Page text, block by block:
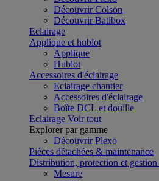
Découvrir Colson
Découvrir Batibox
Eclairage
Applique et hublot
Applique
Hublot
Accessoires d'éclairage
Eclairage chantier
Accessoires d'éclairage
Boîte DCL et douille
Eclairage Voir tout
Explorer par gamme
Découvrir Plexo
Pièces détachées & maintenance
Distribution, protection et gestion
Mesure